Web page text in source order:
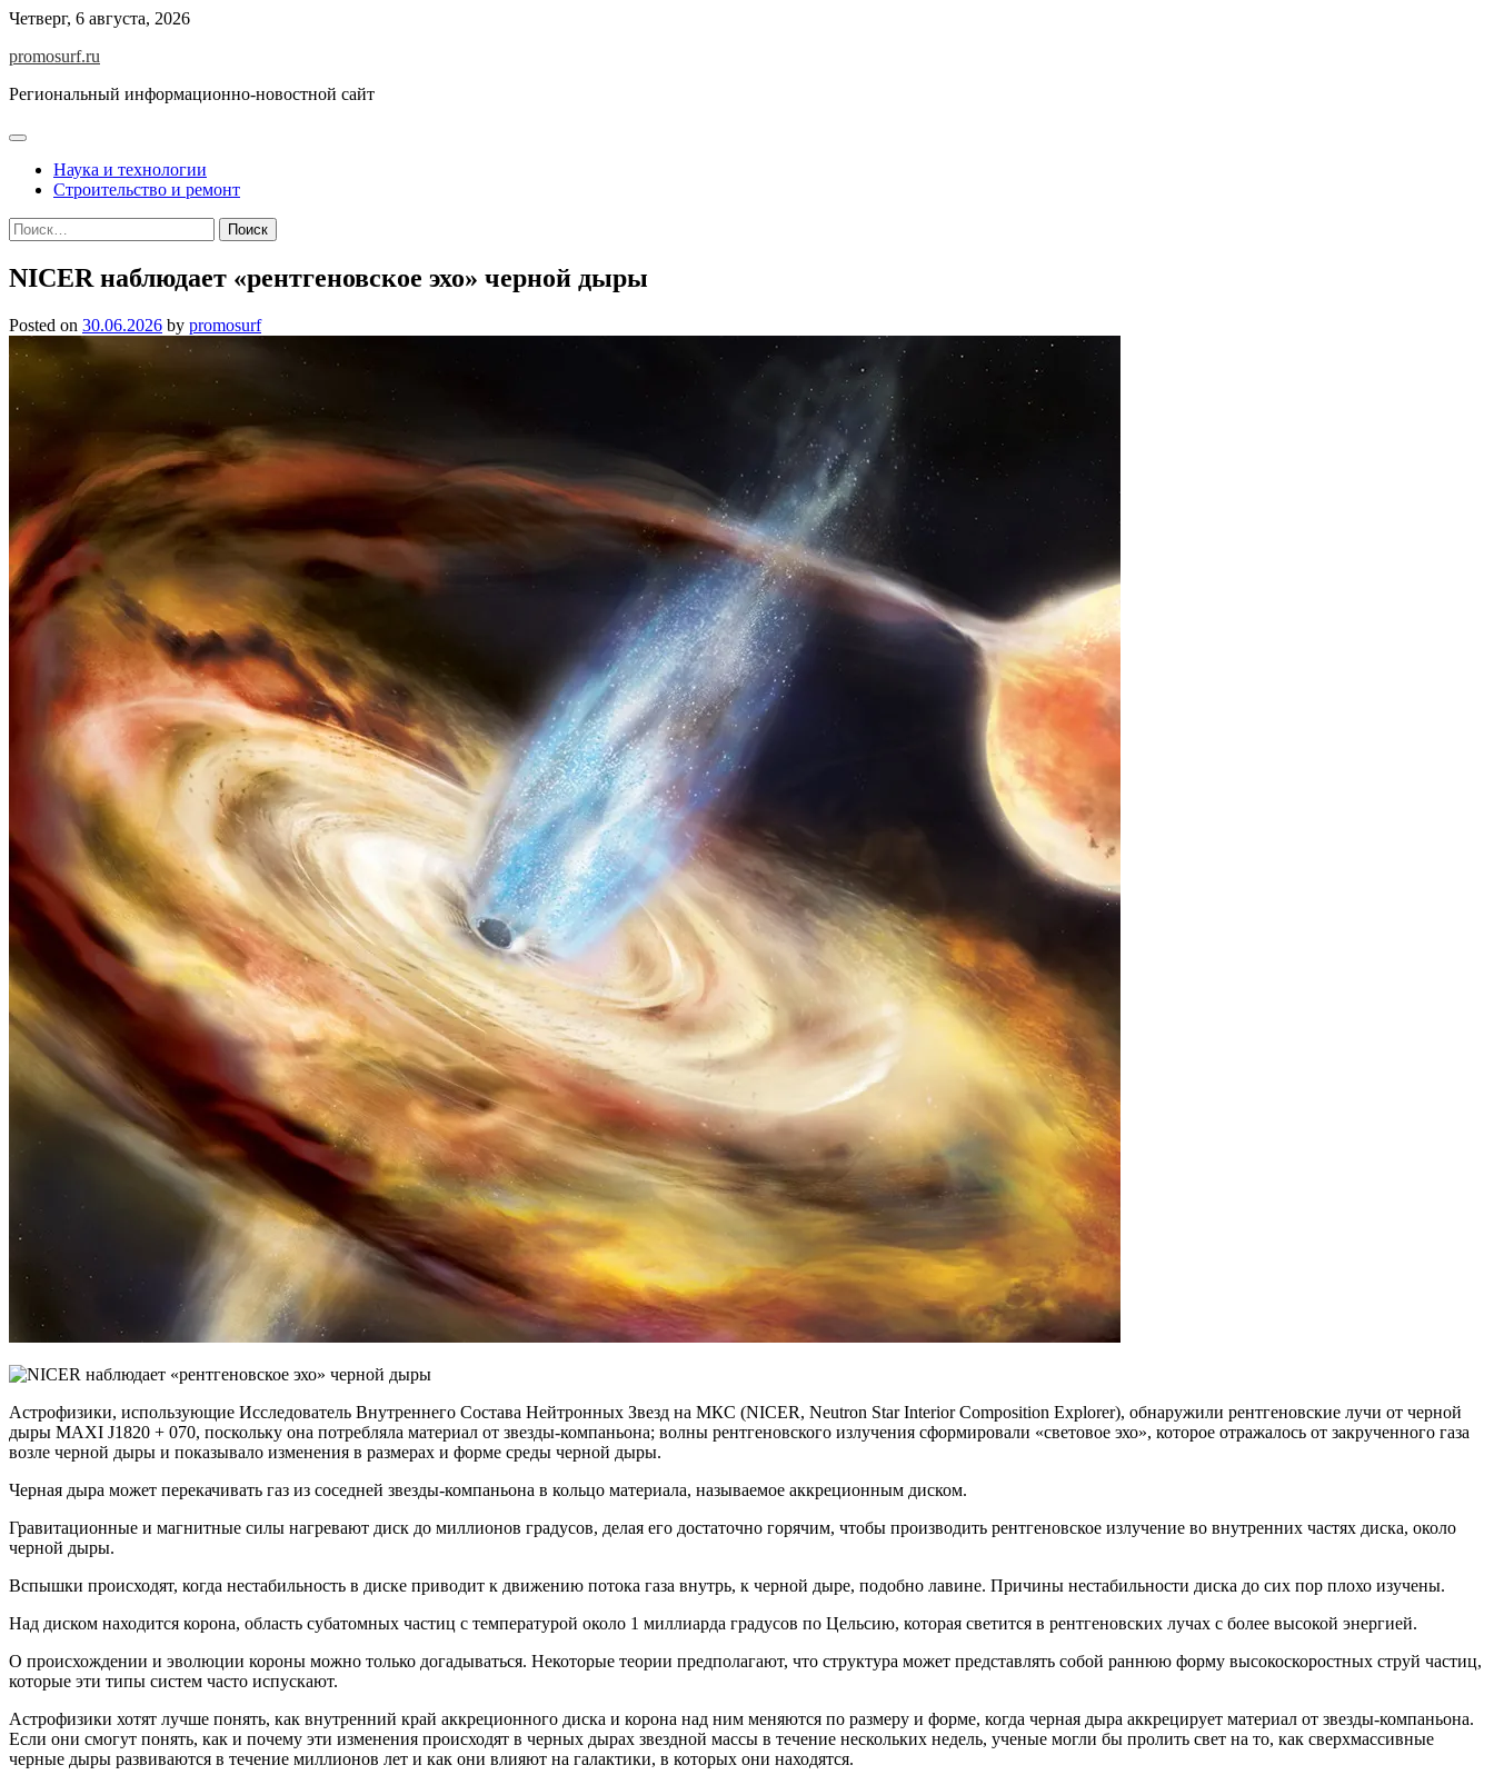
Skip
content
Четверг, 6 августа, 2026
promosurf.ru
Региональный информационно-новостной сайт
Наука и технологии
Строительство и ремонт
Найти:
NICER наблюдает «рентгеновское эхо» черной дыры
Posted on 30.06.2026 by promosurf
Астрофизики, использующие Исследователь Внутреннего Состава Нейтронных Звезд на МКС (NICER, Neutron Star Interior Composition Explorer), обнаружили рентгеновские лучи от черной
дыры MAXI J1820 + 070, поскольку она потребляла материал от звезды-компаньона; волны рентгеновского излучения сформировали «световое эхо», которое отражалось от закрученного газа
возле черной дыры и показывало изменения в размерах и форме среды черной дыры.
Черная дыра может перекачивать газ из соседней звезды-компаньона в кольцо материала, называемое аккреционным диском.
Гравитационные и магнитные силы нагревают диск до миллионов градусов, делая его достаточно горячим, чтобы производить рентгеновское излучение во внутренних частях диска, около
черной дыры.
Вспышки происходят, когда нестабильность в диске приводит к движению потока газа внутрь, к черной дыре, подобно лавине. Причины нестабильности диска до сих пор плохо изучены.
Над диском находится корона, область субатомных частиц с температурой около 1 миллиарда градусов по Цельсию, которая светится в рентгеновских лучах с более высокой энергией.
О происхождении и эволюции короны можно только догадываться. Некоторые теории предполагают, что структура может представлять собой раннюю форму высокоскоростных струй частиц,
которые эти типы систем часто испускают.
Астрофизики хотят лучше понять, как внутренний край аккреционного диска и корона над ним меняются по размеру и форме, когда черная дыра аккрецирует материал от звезды-компаньона.
Если они смогут понять, как и почему эти изменения происходят в черных дырах звездной массы в течение нескольких недель, ученые могли бы пролить свет на то, как сверхмассивные
черные дыры развиваются в течение миллионов лет и как они влияют на галактики, в которых они находятся.